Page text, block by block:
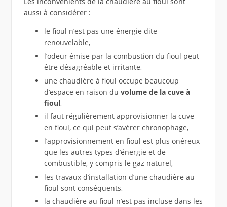
aussi à considérer :
le fioul n’est pas une énergie dite
renouvelable,
l’odeur émise par la combustion du fioul peut
être désagréable et irritante,
une chaudière à fioul occupe beaucoup
d’espace en raison du volume de la cuve à
fioul,
il faut régulièrement approvisionner la cuve
en fioul, ce qui peut s’avérer chronophage,
l’approvisionnement en fioul est plus onéreux
que les autres types d’énergie et de
combustible, y compris le gaz naturel,
les travaux d’installation d’une chaudière au
fioul sont conséquents,
la chaudière au fioul n’est pas incluse dans les